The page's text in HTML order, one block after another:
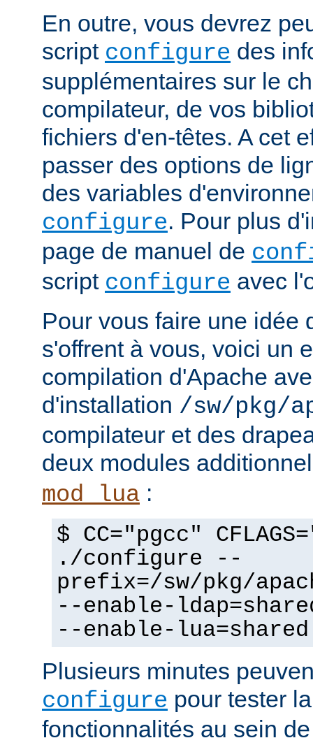
En outre, vous devrez
script configure des
supplémentaires sur le
compilateur, de vos
fichiers d'en-têtes. A cet
passer des options de
des variables
configure. Pour plus
page de manuel de
script configure avec
Pour vous faire une idée
s'offrent à vous, voici un
compilation d'Apache
d'installation /sw/pkg/
compilateur et des
deux modules
mod_lua :
$ CC="pgcc"
./configure --
prefix=/sw/pkg/
--enable-
--enable-lua=shared
Plusieurs minutes
configure pour tester
fonctionnalités au sein